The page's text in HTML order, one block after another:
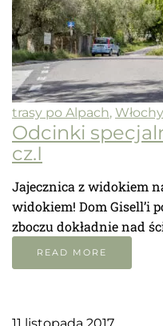
trasy po Alpach, Włochy
Odcinki
cz.I
Jajecznica z widokiem
widokiem! Dom Gisell’i
zboczu dokładnie nad
READ MORE